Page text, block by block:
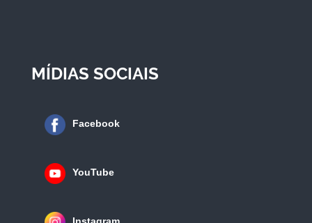
MÍDIAS SOCIAIS
Facebook
YouTube